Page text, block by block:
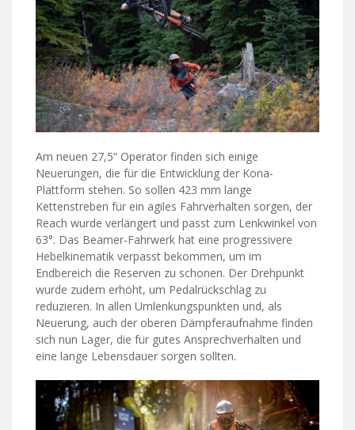
Am neuen 27,5“ Operator finden sich einige
Neuerungen, die für die Entwicklung der Kona-
Plattform stehen. So sollen 423 mm lange
Kettenstreben für ein agiles Fahrverhalten sorgen, der
Reach wurde verlängert und passt zum Lenkwinkel von
63°. Das Beamer-Fahrwerk hat eine progressivere
Hebelkinematik verpasst bekommen, um im
Endbereich die Reserven zu schonen. Der Drehpunkt
wurde zudem erhöht, um Pedalrückschlag zu
reduzieren. In allen Umlenkungspunkten und, als
Neuerung, auch der oberen Dämpferaufnahme finden
sich nun Lager, die für gutes Ansprechverhalten und
eine lange Lebensdauer sorgen sollten.